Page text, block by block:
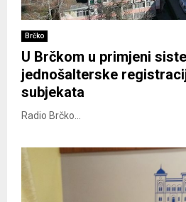
Brčko
U Brčkom u primjeni
jednošalterske
subjekata
Radio Brčko...